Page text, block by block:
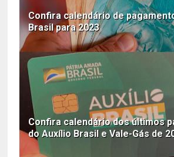
Confira calendário de
Brasil para 2023
Confira calendário dos últimos
do Auxílio Brasil e Vale-Gás de